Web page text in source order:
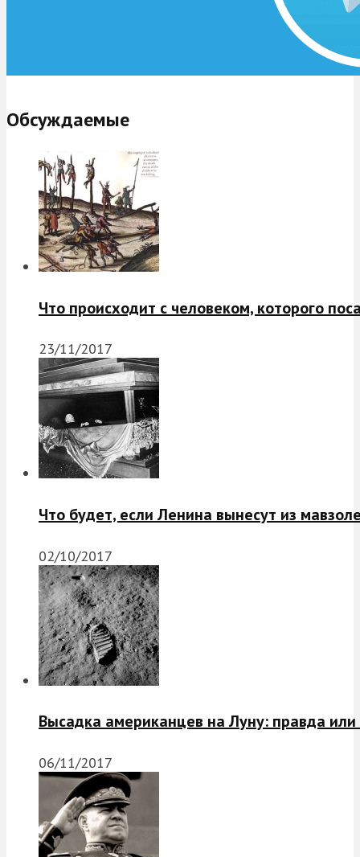
Обсуждаемые
Что происходит с человеком, которого
23/11/2017
Что будет, если Ленина вынесут из
02/10/2017
Высадка американцев на Луну: правда
06/11/2017